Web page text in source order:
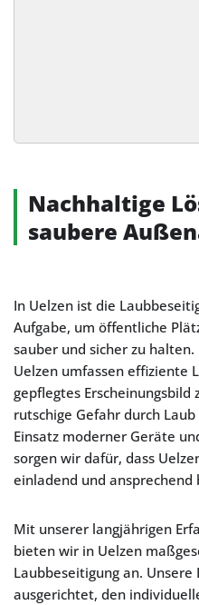
Alternative:
Nachhaltige
saubere
In Uelzen ist die
Aufgabe, um öffentliche
sauber und sicher zu
Uelzen umfassen effiziente
gepflegtes
rutschige Gefahr durch
Einsatz moderner Geräte
sorgen wir dafür, dass
einladend und ansprechend
Mit unserer langjährigen
bieten wir in Uelzen
Laubbeseitigung an.
ausgerichtet, den